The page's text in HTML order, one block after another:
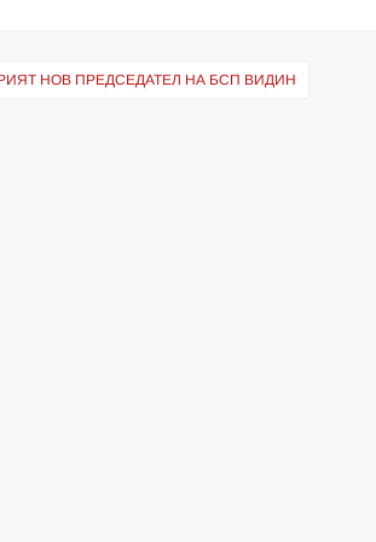
НОВ ПРЕДСЕДАТЕЛ НА БСП ВИДИН